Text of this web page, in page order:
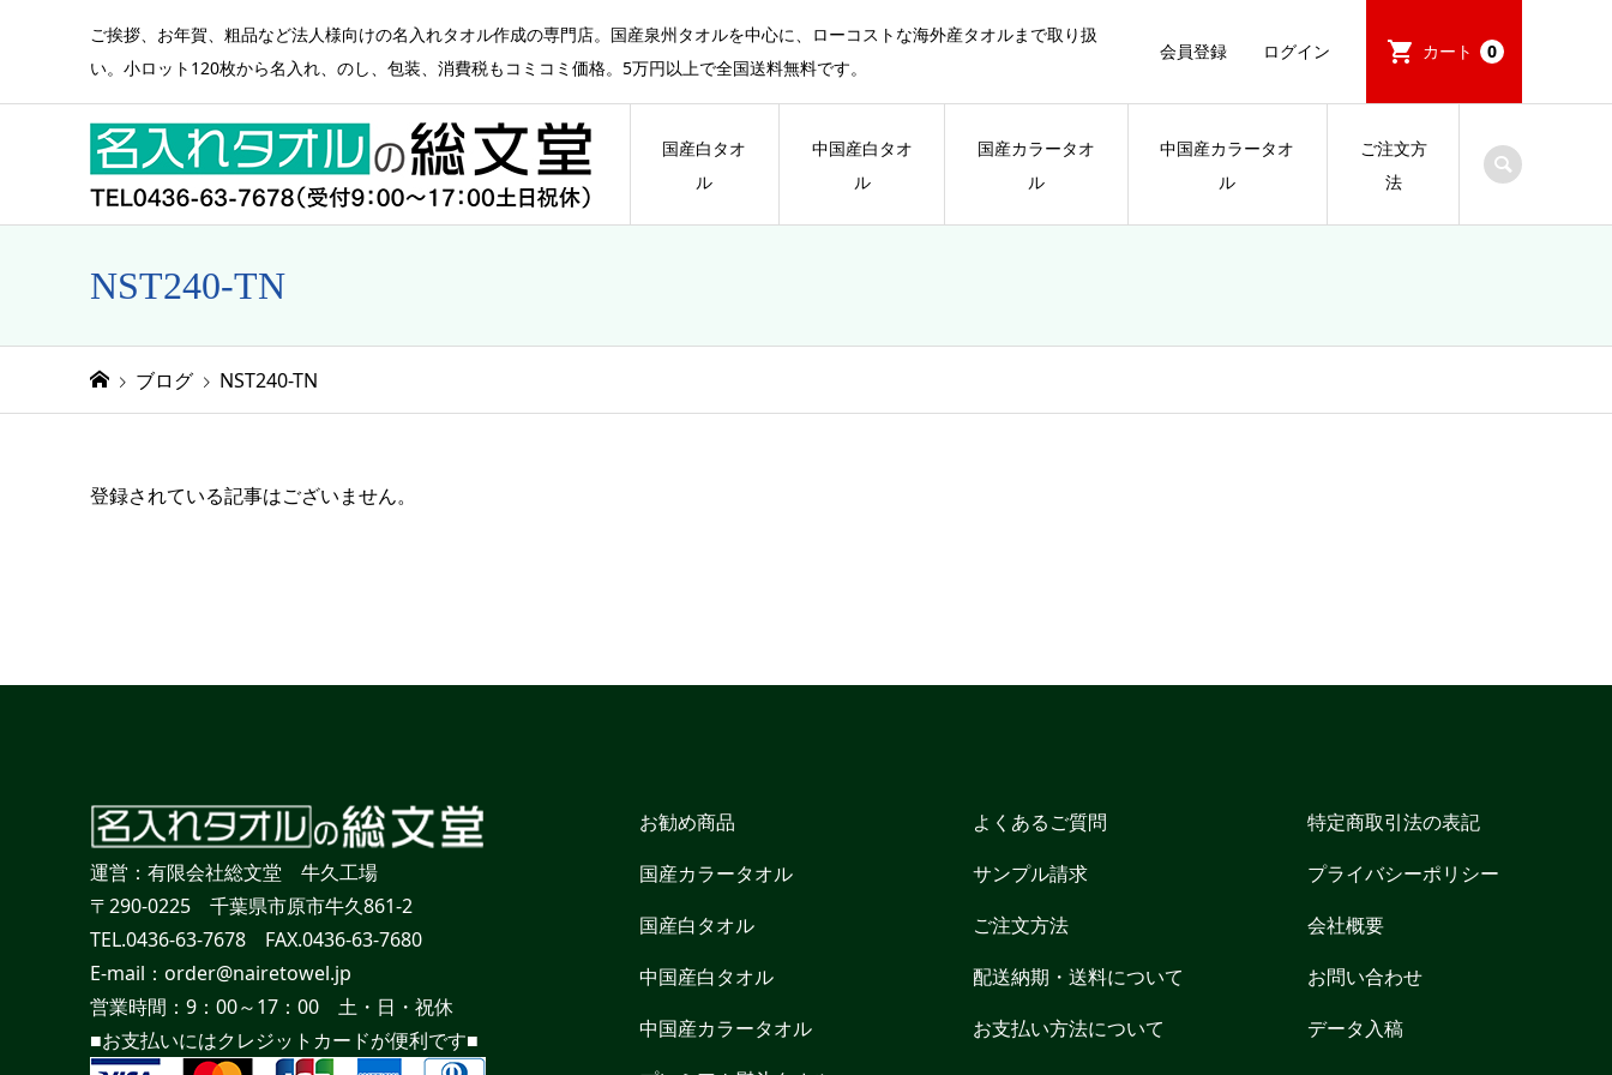
ご挨拶、お年賀、粗品など法人様向けの名入れタオル作成の専門店。国産泉州タオルを中心に、ローコストな海外産タオルまで取り扱
い。小ロット120枚から名入れ、のし、包装、消費税もコミコミ価格。5万円以上で全国送料無料です。
会員登録 ログイン カート 0
国産白タオ
ル
中国産白タオ
ル
国産カラータオ
ル
中国産カラータオ
ル
ご注文方
法
NST240-TN
ブログ NST240-TN
登録されている記事はございません。
運営：有限会社総文堂 牛久工場
〒290-0225 千葉県市原市牛久861-2
TEL.0436-63-7678 FAX.0436-63-7680
E-mail：order@nairetowel.jp
営業時間：9：00～17：00 土・日・祝休
■お支払いにはクレジットカードが便利です■
お勧め商品
国産カラータオル
国産白タオル
中国産白タオル
中国産カラータオル
よくあるご質問
サンプル請求
ご注文方法
配送納期・送料について
お支払い方法について
特定商取引法の表記
プライバシーポリシー
会社概要
お問い合わせ
データ入稿